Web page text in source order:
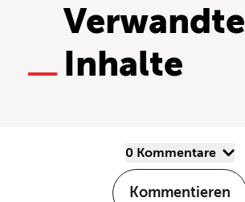
Verwandte
Inhalte
0 Kommentare
Kommentieren